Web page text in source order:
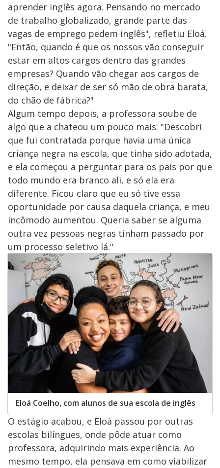
aprender inglês agora. Pensando no mercado
de trabalho globalizado, grande parte das
vagas de emprego pedem inglês", refletiu Eloá.
"Então, quando é que os nossos vão conseguir
estar em altos cargos dentro das grandes
empresas? Quando vão chegar aos cargos de
direção, e deixar de ser só mão de obra barata,
do chão de fábrica?"
Algum tempo depois, a professora soube de
algo que a chateou um pouco mais: "Descobri
que fui contratada porque havia uma única
criança negra na escola, que tinha sido adotada,
e ela começou a perguntar para os pais por que
todo mundo era branco ali, e só ela era
diferente. Ficou claro que eu só tive essa
oportunidade por causa daquela criança, e meu
incômodo aumentou. Queria saber se alguma
outra vez pessoas negras tinham passado por
um processo seletivo lá."
Eloá Coelho, com alunos de sua escola de inglês
O estágio acabou, e Eloá passou por outras
escolas bilíngues, onde pôde atuar como
professora, adquirindo mais experiência. Ao
mesmo tempo, ela pensava em como viabilizar